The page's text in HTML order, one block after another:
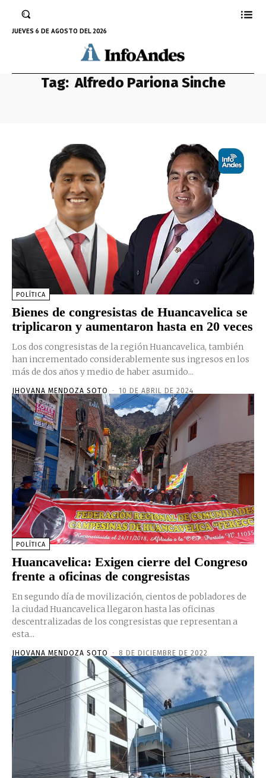
JUEVES 6 DE AGOSTO DEL 2026
Tag: Alfredo Pariona Sinche
POLÍTICA
Bienes de congresistas de Huancavelica se
triplicaron y aumentaron hasta en 20 veces
Los dos congresistas de la región Huancavelica, también
han incrementado considerablemente sus ingresos en los
más de dos años y medio de haber asumido...
JHOVANA MENDOZA SOTO - 10 DE ABRIL DE 2024
POLÍTICA
Huancavelica: Exigen cierre del Congreso
frente a oficinas de congresistas
En segundo día de movilización, cientos de pobladores de
la ciudad Huancavelica llegaron hasta las oficinas
descentralizadas de los congresistas que representan a
esta...
JHOVANA MENDOZA SOTO - 8 DE DICIEMBRE DE 2022